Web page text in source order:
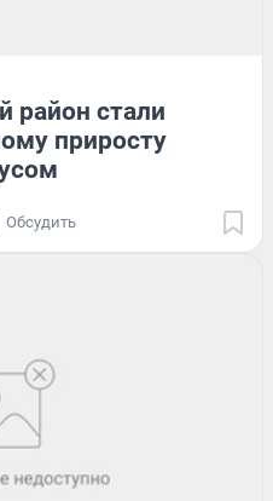
район стали
приросту
Обсудить